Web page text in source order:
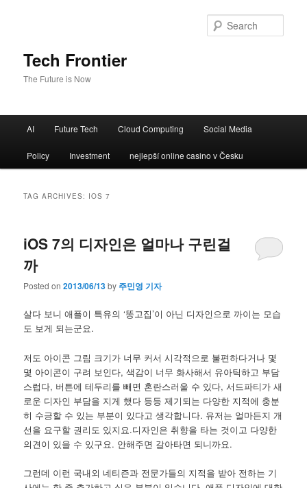
Tech Frontier
The Future is Now
Skip to primary content
Skip to secondary content
AI Future Tech Cloud Computing Social Media
Policy Investment nejlepší online casino v Česku
TAG ARCHIVES: IOS 7
iOS 7의 디자인은 얼마나 구린걸
까
Posted on2013/06/13by 주민영 기자
살다 보니 애플이 특유의 ‘똥고집’이 아닌 디자인으로 까이는 모습
도 보게 되는군요.
저도 아이콘 그림 크기가 너무 커서 시각적으로 불편하다거나 몇
몇 아이콘이 구려 보인다, 색감이 너무 화사해서 유아틱하고 부담
스럽다, 버튼에 테두리를 빼면 혼란스러울 수 있다, 서드파티가 새
로운 디자인 부담을 지게 했다 등등 제기되는 다양한 지적에 충분
히 수긍할 수 있는 부분이 있다고 생각합니다. 유저는 얼마든지 개
선을 요구할 권리도 있지요.디자인은 취향을 타는 것이고 다양한
의견이 있을 수 있구요. 안해주면 갈아타면 되니까요.
그런데 이런 국내외 네티즌과 전문가들의 지적을 받아 전하는 기